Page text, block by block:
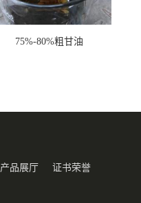
75%-80%粗甘油
产品展厅 证书荣誉